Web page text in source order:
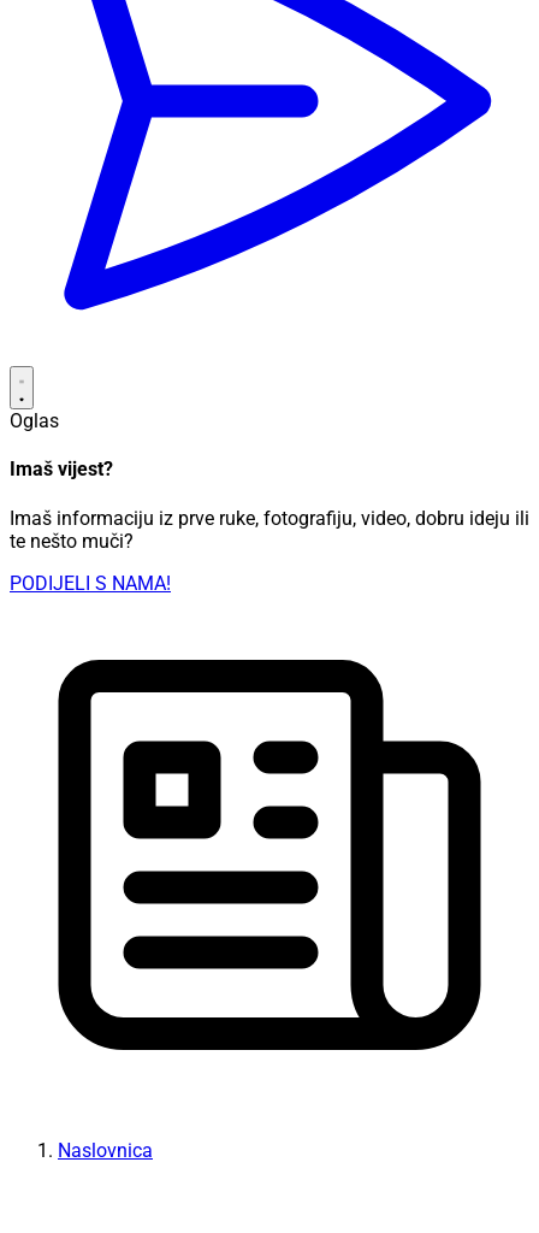
Oglas
Imaš vijest?
Imaš informaciju iz prve ruke, fotografiju, video, dobru ideju ili
te nešto muči?
PODIJELI S NAMA!
Naslovnica